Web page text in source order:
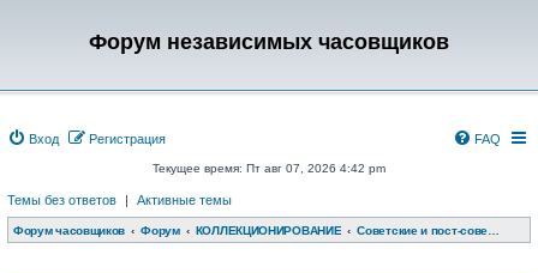
Форум независимых часовщиков
Вход Регистрация FAQ
Текущее время: Пт авг 07, 2026 4:42 pm
Темы без ответов | Активные темы
Форум часовщиков Форум КОЛЛЕКЦИОНИРОВАНИЕ